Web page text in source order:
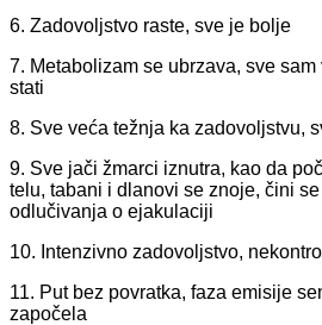
6. Zadovoljstvo raste, sve je bolje
7. Metabolizam se ubrzava, sve
stati
8. Sve veća težnja ka zadovoljstvu,
9. Sve jači žmarci iznutra, kao da
telu, tabani i dlanovi se znoje, čini
odlučivanja o ejakulaciji
10. Intenzivno zadovoljstvo,
11. Put bez povratka, faza emisije
započela